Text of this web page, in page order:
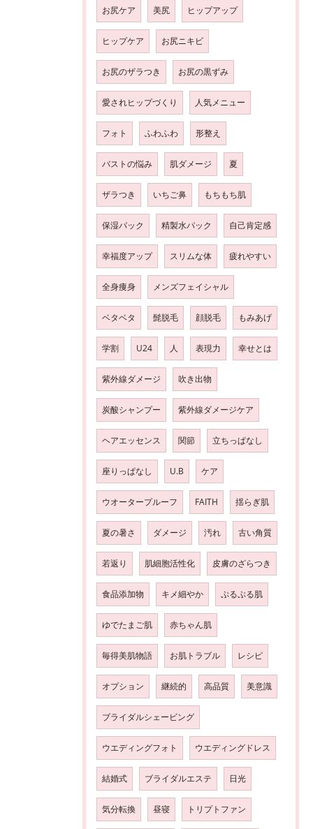
お尻ケア 美尻 ヒップアップ
ヒップケア お尻ニキビ
お尻のザラつき お尻の黒ずみ
愛されヒップづくり 人気メニュー
フォト ふわふわ 形整え
バストの悩み 肌ダメージ 夏
ザラつき いちご鼻 もちもち肌
保湿パック 精製水パック 自己肯定感
幸福度アップ スリムな体 疲れやすい
全身痩身 メンズフェイシャル
ベタベタ 髭脱毛 顔脱毛 もみあげ
学割 U24 人 表現力 幸せとは
紫外線ダメージ 吹き出物
炭酸シャンプー 紫外線ダメージケア
ヘアエッセンス 関節 立ちっぱなし
座りっぱなし U.B ケア
ウオータープルーフ FAITH 揺らぎ肌
夏の暑さ ダメージ 汚れ 古い角質
若返り 肌細胞活性化 皮膚のざらつき
食品添加物 キメ細やか ぷるぷる肌
ゆでたまご肌 赤ちゃん肌
毎得美肌物語 お肌トラブル レシピ
オプション 継続的 高品質 美意識
ブライダルシェービング
ウエディングフォト ウエディングドレス
結婚式 ブライダルエステ 日光
気分転換 昼寝 トリプトファン